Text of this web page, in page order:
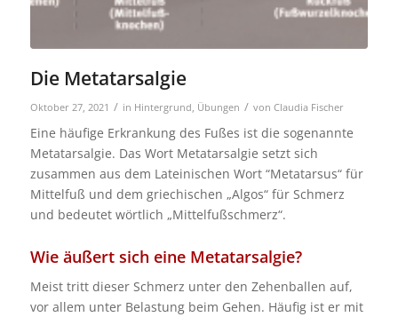
Die Metatarsalgie
Oktober 27, 2021 / in Hintergrund Übungen / von Claudia Fischer
Eine häufige Erkrankung des Fußes ist die sogenannte
Metatarsalgie. Das Wort Metatarsalgie setzt sich
zusammen aus dem Lateinischen Wort “Metatarsus“ für
Mittelfuß und dem griechischen „Algos“ für Schmerz
und bedeutet wörtlich „Mittelfußschmerz“.
Wie äußert sich eine Metatarsalgie?
Meist tritt dieser Schmerz unter den Zehenballen auf,
vor allem unter Belastung beim Gehen. Häufig ist er mit